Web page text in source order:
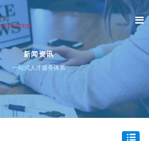
新闻资讯
一站式人才服务体系